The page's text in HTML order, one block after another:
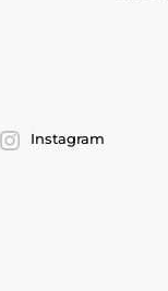
Instagram